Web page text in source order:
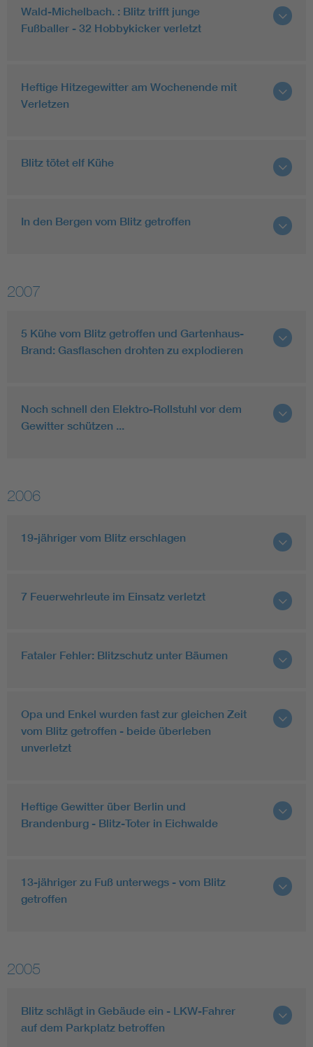
Wald-Michelbach. : Blitz trifft junge
Fußballer - 32 Hobbykicker verletzt
Heftige Hitzegewitter am Wochenende mit
Verletzen
Blitz tötet elf Kühe
In den Bergen vom Blitz getroffen
2007
5 Kühe vom Blitz getroffen und Gartenhaus-
Brand: Gasflaschen drohten zu explodieren
Noch schnell den Elektro-Rollstuhl vor dem
Gewitter schützen ...
2006
19-jähriger vom Blitz erschlagen
7 Feuerwehrleute im Einsatz verletzt
Fataler Fehler: Blitzschutz unter Bäumen
Opa und Enkel wurden fast zur gleichen Zeit
vom Blitz getroffen - beide überleben
unverletzt
Heftige Gewitter über Berlin und
Brandenburg - Blitz-Toter in Eichwalde
13-jähriger zu Fuß unterwegs - vom Blitz
getroffen
2005
Blitz schlägt in Gebäude ein - LKW-Fahrer
auf dem Parkplatz betroffen